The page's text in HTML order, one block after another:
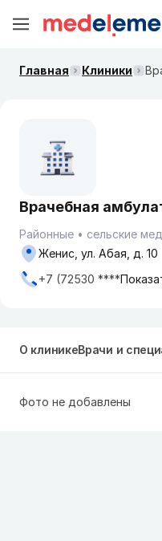
Главная Клиники
Врачебная
Районные
сельские
Женис, ул. Абая, д. 10
+7 (72530 ****
О клиникеВрачи и
Фото не добавлены